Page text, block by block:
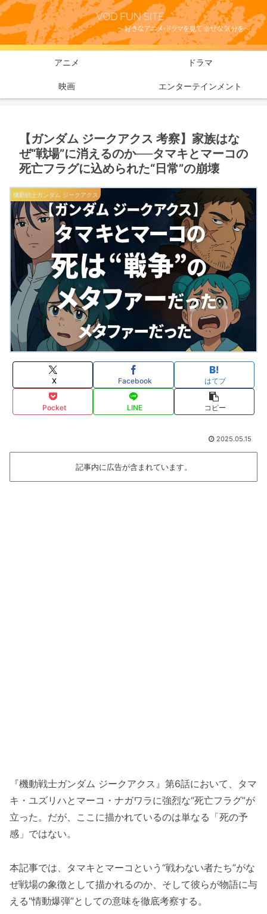
アニメ ドラマ
映画 エンターテインメント
【ガンダム ジークアクス 考察】家族はな
ぜ“戦場”に消えるのか──タマキとマーコの
死亡フラグに込められた“日常”の崩壊
機動戦士ガンダム ジークアクス
X Facebook はてブ
Pocket LINE コピー
2025.05.15
記事内に広告が含まれています。
『機動戦士ガンダム ジークアクス』第6話において、タマ
キ・ユズリハとマーコ・ナガワラに強烈な“死亡フラグ”が
立った。だが、ここに描かれているのは単なる「死の予
感」ではない。
本記事では、タマキとマーコという“戦わない者たち”がな
ぜ戦場の象徴として描かれるのか、そして彼らが物語に与
える“情動爆弾”としての意味を徹底考察する。